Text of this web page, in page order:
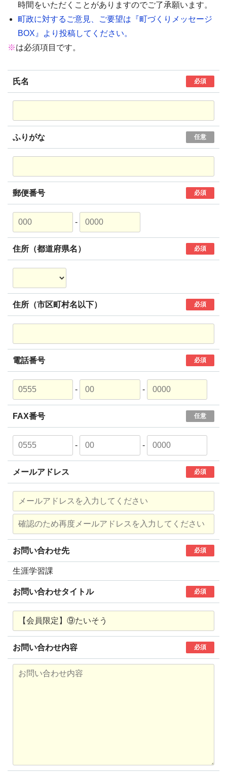
時間をいただくことがありますのでご了承願います。
町政に対するご意見、ご要望は『町づくりメッセージ
BOX』より投稿してください。
※は必須項目です。
氏名 必須
ふりがな 任意
郵便番号 必須
-
住所（都道府県名） 必須
住所（市区町村名以下） 必須
電話番号 必須
- -
FAX番号 任意
- -
メールアドレス 必須
お問い合わせ先 必須
生涯学習課
お問い合わせタイトル 必須
お問い合わせ内容 必須